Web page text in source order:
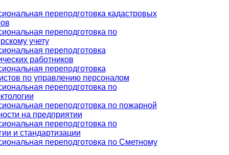
переподготовка кадастровых
переподготовка по
учету
переподготовка
работников
переподготовка
по управлению персоналом
переподготовка по
переподготовка по пожарной
на предприятии
переподготовка по
и стандартизации
переподготовка по Сметному